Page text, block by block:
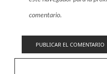
comentario.